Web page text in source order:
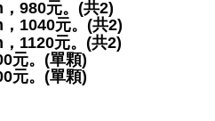
980元。(共2)
1040元。(共2)
1120元。(共2)
元。(單顆)
元。(單顆)